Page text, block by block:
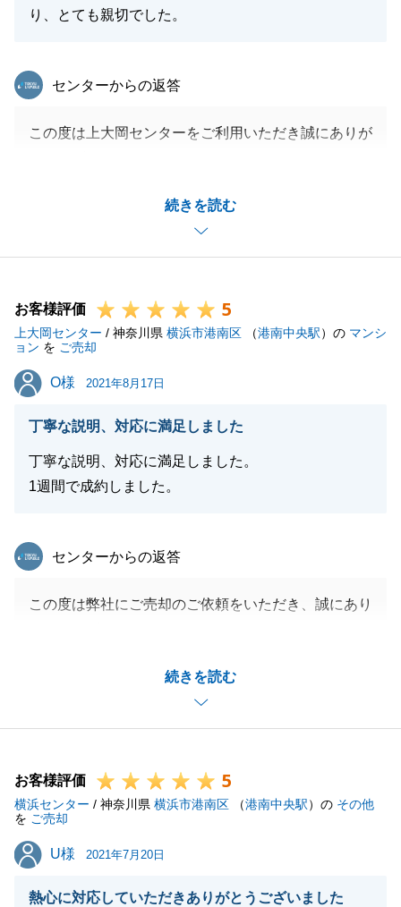
り、とても親切でした。
続きを読む
東急リバブル
センターからの返答
この度は上大岡センターをご利用いただき誠にありが
かってしまい大変申し訳ございませんでした。
お引っ越し前に確認するなど、今後の接客に活かして
いきたいと思います。
絡くださいませ。
今後とも何卒宜しくお願い申し上げます。
お客様評価 5
上大岡センター / 神奈川県 横浜市港南区 （港南中央駅）の マンシ
ョン を ご売却
O様
O様 2021年8月17日
丁寧な説明、対応に満足しました
丁寧な説明、対応に満足しました。
1週間で成約しました。
続きを読む
東急リバブル
センターからの返答
この度は弊社にご売却のご依頼をいただき、誠にあり
らこそと思っております。
またお力になれることがございましたらいつでもお声
掛けください。
お客様評価 5
横浜センター / 神奈川県 横浜市港南区 （港南中央駅）の その他
を ご売却
U様
U様 2021年7月20日
熱心に対応していただきありがとうございました